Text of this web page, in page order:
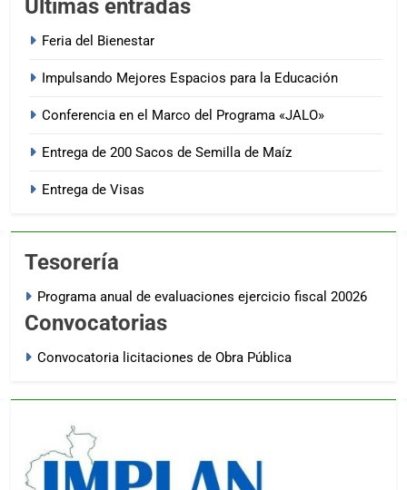
Ultimas entradas
Feria del Bienestar
Impulsando Mejores Espacios para la Educación
Conferencia en el Marco del Programa «JALO»
Entrega de 200 Sacos de Semilla de Maíz
Entrega de Visas
Tesorería
Programa anual de evaluaciones ejercicio fiscal 20026
Convocatorias
Convocatoria licitaciones de Obra Pública